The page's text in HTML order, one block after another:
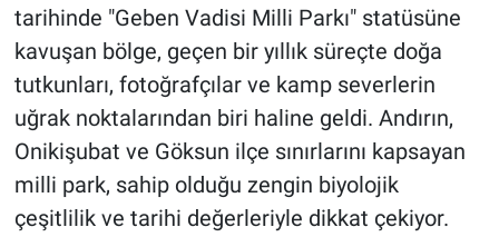
tarihinde "Geben Vadisi Milli Parkı" statüsüne
kavuşan bölge, geçen bir yıllık süreçte doğa
tutkunları, fotoğrafçılar ve kamp severlerin
uğrak noktalarından biri haline geldi. Andırın,
Onikişubat ve Göksun ilçe sınırlarını kapsayan
milli park, sahip olduğu zengin biyolojik
çeşitlilik ve tarihi değerleriyle dikkat çekiyor.